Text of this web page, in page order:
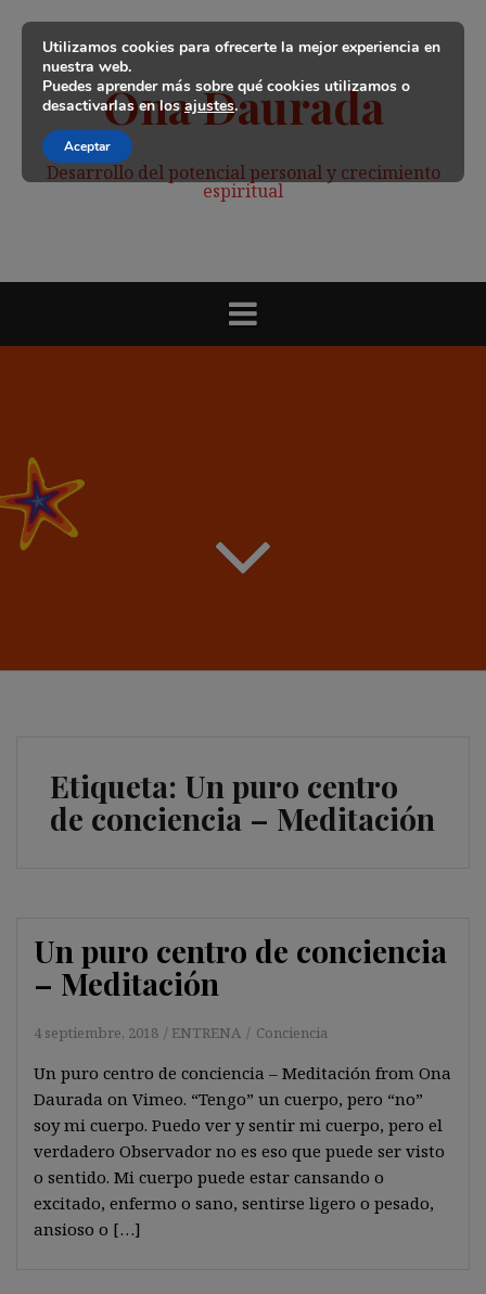
contenido
Ona Daurada
Desarrollo del potencial personal y crecimiento
espiritual
Etiqueta: Un puro centro
de conciencia – Meditación
Un puro centro de conciencia
– Meditación
4 septiembre, 2018 ENTRENA Conciencia
Un puro centro de conciencia – Meditación from Ona
Daurada on Vimeo. “Tengo” un cuerpo, pero “no”
soy mi cuerpo. Puedo ver y sentir mi cuerpo, pero el
verdadero Observador no es eso que puede ser visto
o sentido. Mi cuerpo puede estar cansando o
excitado, enfermo o sano, sentirse ligero o pesado,
ansioso o […]
Utilizamos cookies para ofrecerte la mejor experiencia en
nuestra web.
Puedes aprender más sobre qué cookies utilizamos o
desactivarlas en losajustes.
Aceptar